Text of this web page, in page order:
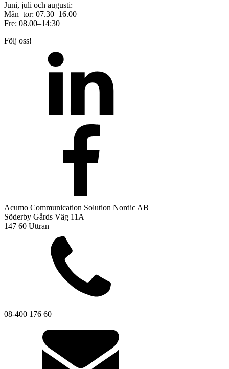
Juni, juli och augusti:
Mån–tor: 07.30–16.00
Fre: 08.00–14:30
Följ oss!
Acumo Communication Solution Nordic AB
Söderby Gårds Väg 11A
147 60 Uttran
08-400 176 60